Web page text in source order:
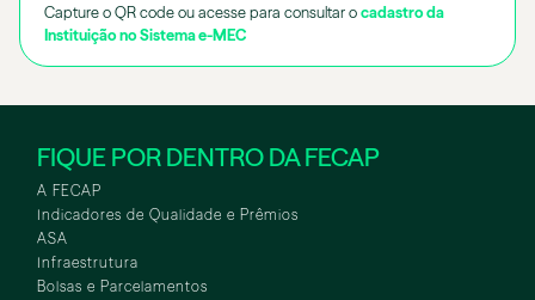
Capture o QR code ou acesse para consultar o cadastro da
Instituição no Sistema e-MEC
FIQUE POR DENTRO DA FECAP
A FECAP
Indicadores de Qualidade e Prêmios
ASA
Infraestrutura
Bolsas e Parcelamentos